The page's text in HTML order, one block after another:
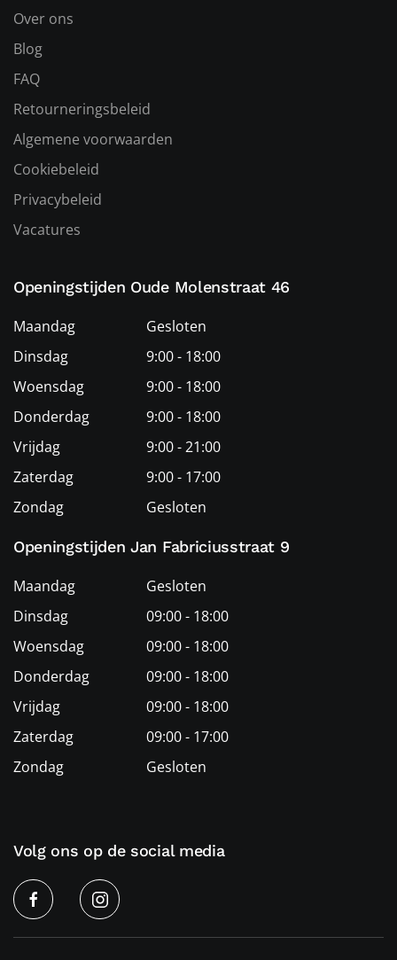
Over ons
Blog
FAQ
Retourneringsbeleid
Algemene voorwaarden
Cookiebeleid
Privacybeleid
Vacatures
Openingstijden Oude Molenstraat 46
Maandag
Gesloten
Dinsdag
9:00 - 18:00
Woensdag
9:00 - 18:00
Donderdag
9:00 - 18:00
Vrijdag
9:00 - 21:00
Zaterdag
9:00 - 17:00
Zondag
Gesloten
Openingstijden Jan Fabriciusstraat 9
Maandag
Gesloten
Dinsdag
09:00 - 18:00
Woensdag
09:00 - 18:00
Donderdag
09:00 - 18:00
Vrijdag
09:00 - 18:00
Zaterdag
09:00 - 17:00
Zondag
Gesloten
Volg ons op de social media